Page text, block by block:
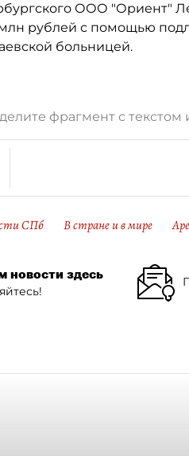
ООО "Ориент"
рублей с помощью
больницей.
фрагмент с текстом
СПб В стране и в мире
новости здесь